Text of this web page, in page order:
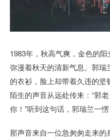
1983年，秋高气爽，金色的
弥漫着秋天的清新气息。郭
的衣衫，脸上却带着久违的
陌生的声音从远处传来：“郭
你！”听到这句话，郭瑞兰一
那声音来自一位急匆匆走来